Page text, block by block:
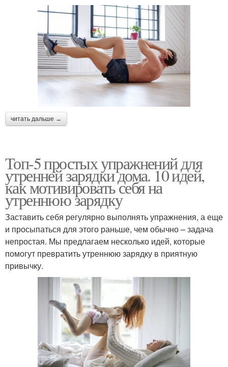
читать дальше →
Топ-5 простых упражнений для
утренней зарядки дома. 10 идей,
как мотивировать себя на
утреннюю зарядку
Заставить себя регулярно выполнять упражнения, а еще
и просыпаться для этого раньше, чем обычно – задача
непростая. Мы предлагаем несколько идей, которые
помогут превратить утреннюю зарядку в приятную
привычку.